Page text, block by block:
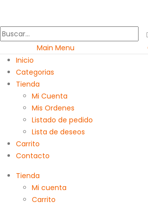
Main Menu
Inicio
Categorias
Tienda
Mi Cuenta
Mis Ordenes
Listado de pedido
Lista de deseos
Carrito
Contacto
Tienda
Mi cuenta
Carrito